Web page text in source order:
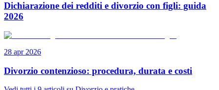
Dichiarazione dei redditi e divorzio con figli: guida
2026
28 apr 2026
Divorzio contenzioso: procedura, durata e costi